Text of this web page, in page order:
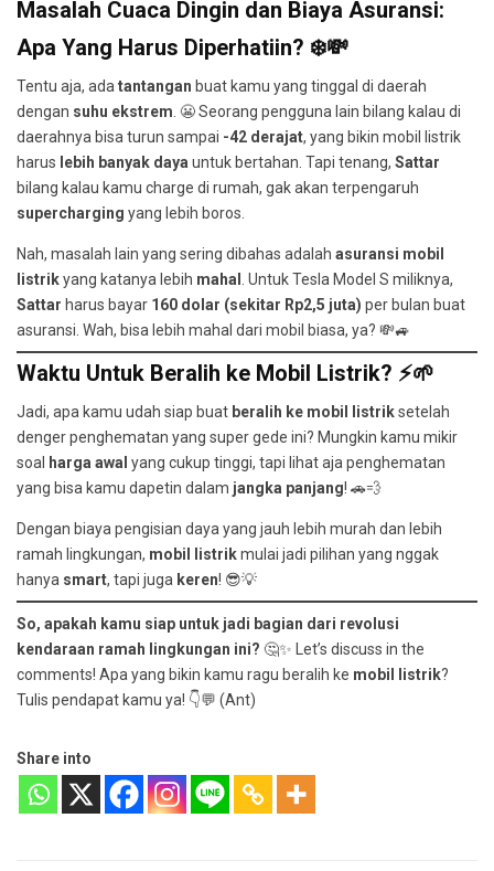
Masalah Cuaca Dingin dan Biaya Asuransi:
Apa Yang Harus Diperhatiin? ❄️💸
Tentu aja, ada tantangan buat kamu yang tinggal di daerah
dengan suhu ekstrem . 😬 Seorang pengguna lain bilang kalau di
daerahnya bisa turun sampai -42 derajat, yang bikin mobil listrik
harus lebih banyak daya untuk bertahan. Tapi tenang, Sattar
bilang kalau kamu charge di rumah, gak akan terpengaruh
supercharging yang lebih boros.
Nah, masalah lain yang sering dibahas adalah asuransi mobil
listrikyang katanya lebih mahal
. Untuk Tesla Model S miliknya,
Sattar harus bayar 160 dolar (sekitar Rp2,5 juta) per bulan buat
asuransi. Wah, bisa lebih mahal dari mobil biasa, ya? 💸🚙
Waktu Untuk Beralih ke Mobil Listrik? ⚡🌱
Jadi, apa kamu udah siap buat beralih ke mobil listriksetelah
denger penghematan yang super gede ini? Mungkin kamu mikir
soal
harga awal yang cukup tinggi, tapi lihat aja penghematan
yang bisa kamu dapetin dalam jangka panjang! 🚗💨
Dengan biaya pengisian daya yang jauh lebih murah dan lebih
ramah lingkungan, mobil listrikmulai jadi pilihan yang nggak
hanya smart, tapi juga keren! 😎💡
So, apakah kamu siap untuk jadi bagian dari revolusi
kendaraan ramah lingkungan ini? 🤔✨ Let’s discuss in the
comments! Apa yang bikin kamu ragu beralih ke mobil listrik?
Tulis pendapat kamu ya! 👇💬 (Ant)
Share into